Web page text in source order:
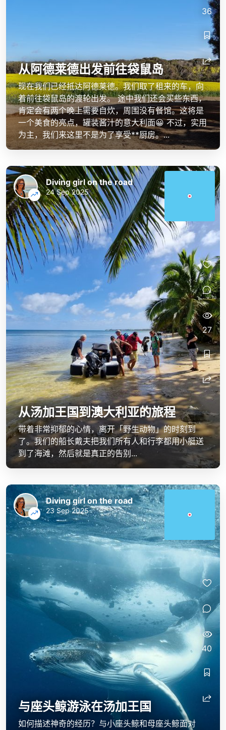
从阿德莱德出发前往袋鼠岛
现在我们已经抵达阿德莱德。我们取了租来的车，向
着前往袋鼠岛的渡轮出发。 途中我们还会买些东西，
肯定会有两个晚上需要自炊，周围没有餐馆。这将是
一个美食的亮点，罐装酱汁的意大利面😀 不过，实用
为主，我们来这里不是为了享受**厨房。...
36
从汤加王国到澳大利亚的旅程
带着非常抑郁的心情，离开「野生动物」的时刻到
了。我们的船长戴夫把我们所有人和行李都用小艇送
到了海滩，然后就是真正的告别...
Diving girl on the road
24 Sep 2025
27
与座头鲸游泳在汤加王国
如何描述神奇的经历？与小座头鲸和母座头鲸面对
Diving girl on the road
23 Sep 2025
40